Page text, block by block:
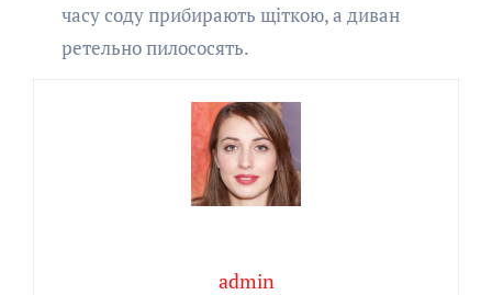
часу соду прибирають щіткою, а диван
ретельно пилососять.
admin